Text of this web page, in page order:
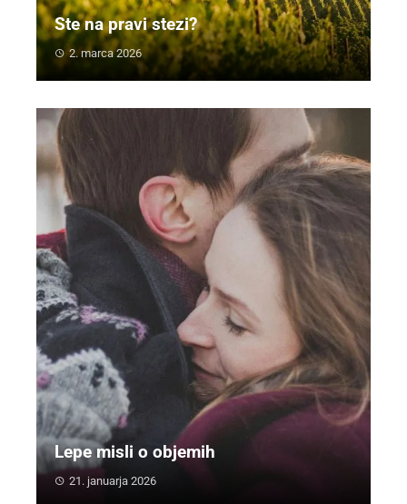
Ste na pravi stezi?
2. marca 2026
Lepe misli o objemih
21. januarja 2026